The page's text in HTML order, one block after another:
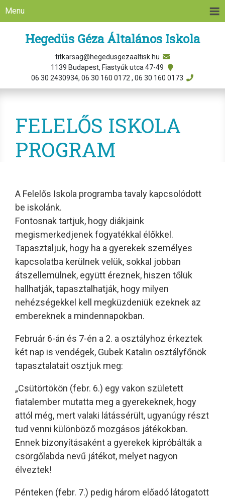
Menu
Hegedüs Géza Általános Iskola
titkarsag@hegedusgezaaltisk.hu
1139 Budapest, Fiastyúk utca 47-49
06 30 2430934, 06 30 160 0172 , 06 30 160 0173
FELELŐS ISKOLA
PROGRAM
A Felelős Iskola programba tavaly kapcsolódott
be iskolánk.
Fontosnak tartjuk, hogy diákjaink
megismerkedjenek fogyatékkal élőkkel.
Tapasztaljuk, hogy ha a gyerekek személyes
kapcsolatba kerülnek velük, sokkal jobban
átszellemülnek, együtt éreznek, hiszen tőlük
hallhatják, tapasztalhatják, hogy milyen
nehézségekkel kell megküzdeniük ezeknek az
embereknek a mindennapokban.
Február 6-án és 7-én a 2. a osztályhoz érkeztek
két nap is vendégek, Gubek Katalin osztályfőnök
tapasztalatait osztjuk meg:
„Csütörtökön (febr. 6.) egy vakon született
fiatalember mutatta meg a gyerekeknek, hogy
attól még, mert valaki látássérült, ugyanúgy részt
tud venni különböző mozgásos játékokban.
Ennek bizonyításaként a gyerekek kipróbálták a
csörgőlabda nevű játékot, melyet nagyon
élveztek!
Pénteken (febr. 7.) pedig három előadó látogatott